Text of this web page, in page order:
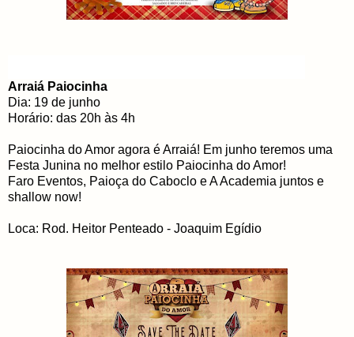
Arraiá Paiocinha
Dia: 19 de junho
Horário: das 20h às 4h
Paiocinha do Amor agora é Arraiá! Em junho teremos uma
Festa Junina no melhor estilo Paiocinha do Amor!
Faro Eventos, Paioça do Caboclo e A Academia juntos e
shallow now!
Loca: Rod. Heitor Penteado - Joaquim Egídio